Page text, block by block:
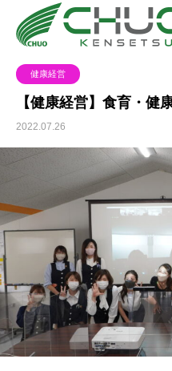
健康経営
【健康経営】食育・健
2022.07.26